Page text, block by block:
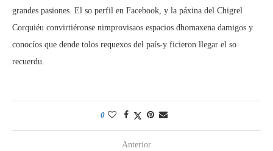
grandes pasiones. El so perfil en Facebook, y la páxina del Chigrel
Corquiéu convirtiéronse nimprovisaos espacios dhomaxena damigos y
conocíos que dende tolos requexos del país-y ficieron llegar el so
recuerdu.
0
Anterior